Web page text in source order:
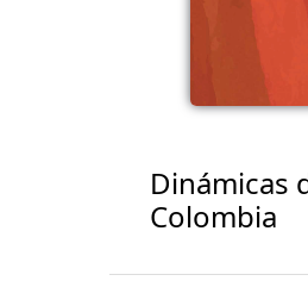
Dinámicas
Colombia